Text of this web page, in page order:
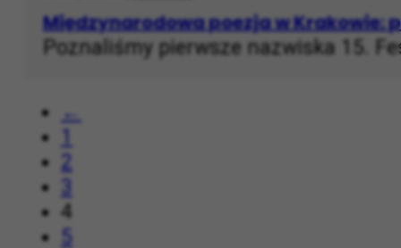
Międzynarodowa poezja w Krakowie:
Poznaliśmy pierwsze nazwiska 15.
←
1
2
3
4
5